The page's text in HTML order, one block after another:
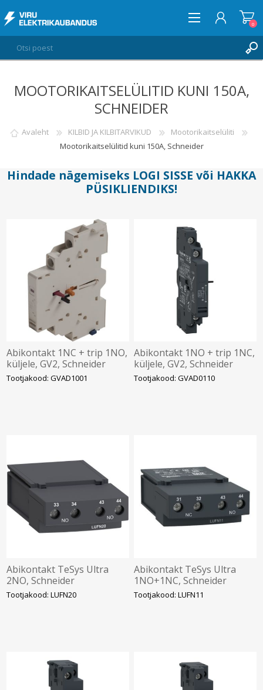
LOGI SISSE
0
MOOTORIKAITSELÜLITID KUNI 150A,
SCHNEIDER
Avaleht KILBID JA KILBITARVIKUD
Mootorikaitselüliti
Mootorikaitselülitid kuni 150A, Schneider
Hindade nägemiseks LOGI SISSE või HAKKA
PÜSIKLIENDIKS!
Abikontakt 1NC + trip 1NO,
küljele, GV2, Schneider
Tootjakood: GVAD1001
Abikontakt 1NO + trip 1NC,
küljele, GV2, Schneider
Tootjakood: GVAD0110
Abikontakt TeSys Ultra
2NO, Schneider
Tootjakood: LUFN20
Abikontakt TeSys Ultra
1NO+1NC, Schneider
Tootjakood: LUFN11